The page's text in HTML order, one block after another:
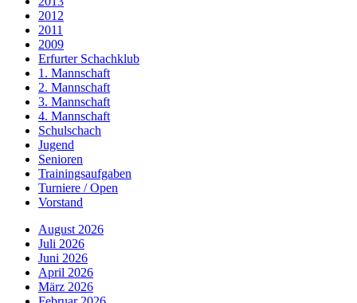
2012
2011
2009
Erfurter Schachklub
1. Mannschaft
2. Mannschaft
3. Mannschaft
4. Mannschaft
Schulschach
Jugend
Senioren
Trainingsaufgaben
Turniere / Open
Vorstand
August 2026
Juli 2026
Juni 2026
April 2026
März 2026